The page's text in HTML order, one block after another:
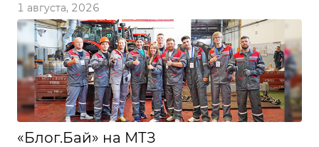
1 августа, 2026
«Блог.Бай» на МТЗ